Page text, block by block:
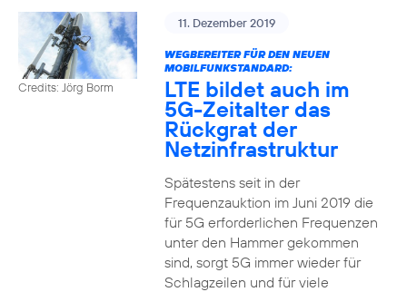
Credits: Jörg Borm
11. Dezember 2019
WEGBEREITER FÜR DEN NEUEN
MOBILFUNKSTANDARD:
LTE bildet auch im
5G-Zeitalter das
Rückgrat der
Netzinfrastruktur
Spätestens seit in der
Frequenzauktion im Juni 2019 die
für 5G erforderlichen Frequenzen
unter den Hammer gekommen
sind, sorgt 5G immer wieder für
Schlagzeilen und für viele